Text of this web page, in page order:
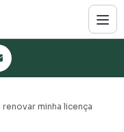
minha licença